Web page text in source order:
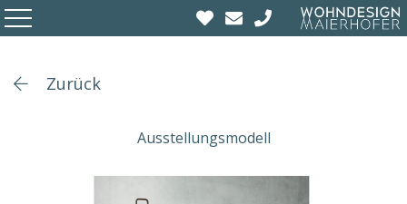
Zurück
Ausstellungsmodell